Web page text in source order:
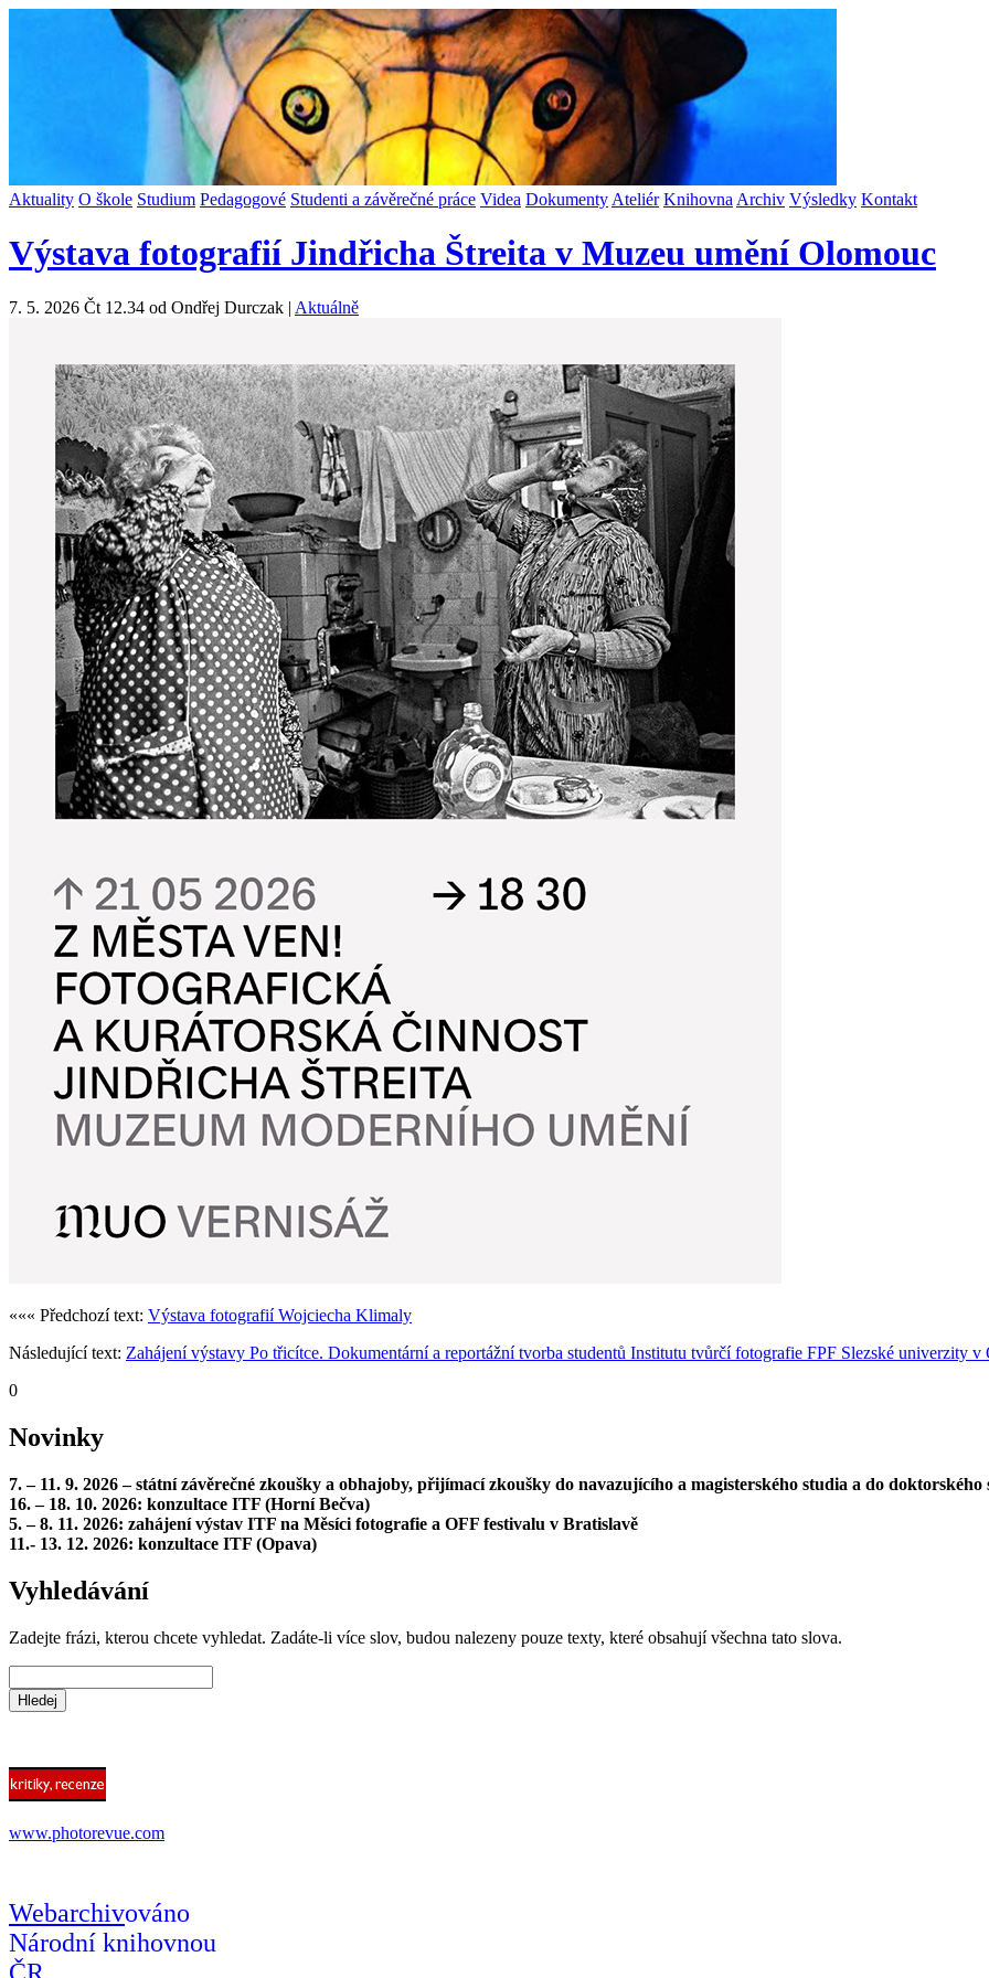
Aktuality O škole Studium Pedagogové Studenti a závěrečné práce Videa Dokumenty Ateliér Knihovna Archiv Výsledky Kontakt
Výstava fotografií Jindřicha Štreita v Muzeu umění Olomouc
7. 5. 2026 Čt 12.34 od Ondřej Durczak | Aktuálně
««« Předchozí text: Výstava fotografií Wojciecha Klimaly
Následující text: Zahájení výstavy Po třicítce. Dokumentární a reportážní tvorba studentů Institutu tvůrčí fotografie FPF Slezské univerzity v
0
Novinky
7. – 11. 9. 2026 – státní závěrečné zkoušky a obhajoby, přijímací zkoušky do navazujícího a magisterského studia a do doktorského
16. – 18. 10. 2026: konzultace ITF (Horní Bečva)
5. – 8. 11. 2026: zahájení výstav ITF na Měsíci fotografie a OFF festivalu v Bratislavě
11.- 13. 12. 2026: konzultace ITF (Opava)
Vyhledávání
Zadejte frázi, kterou chcete vyhledat. Zadáte-li více slov, budou nalezeny pouze texty, které obsahují všechna tato slova.
www.photorevue.com
Webarchivováno
Národní knihovnou
ČR